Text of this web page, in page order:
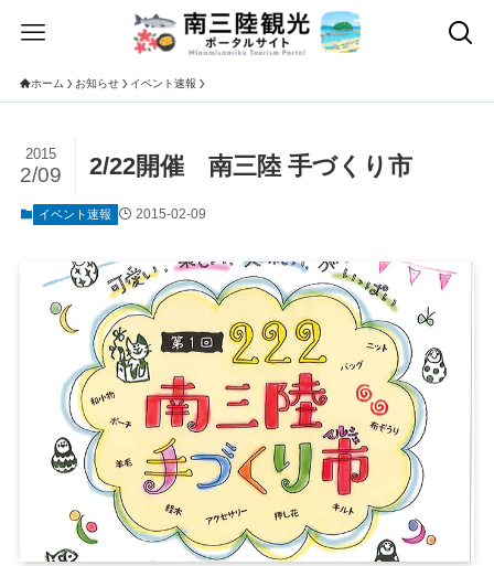
ホーム お知らせ イベント速報
2/22開催 南三陸 手づくり市
2015
2/09
イベント速報 2015-02-09